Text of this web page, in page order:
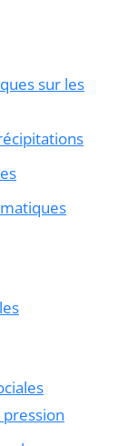
sur les